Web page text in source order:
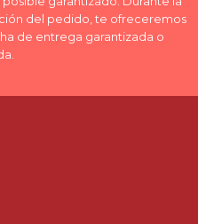
del pedido, te ofreceremos
de entrega garantizada o